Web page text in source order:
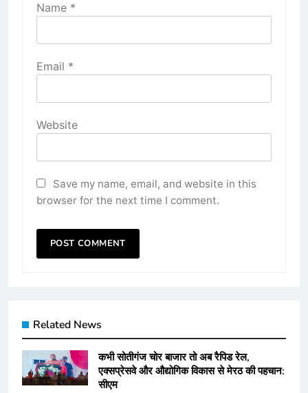
Name *
Email *
Website
Save my name, email, and website in this
browser for the next time I comment.
Related News
कभी सोतीगंज चोर बाजार तो अब रैपिड रेल,
एक्सप्रेसवे और औद्योगिक विकास से मेरठ की पहचान:
सीएम